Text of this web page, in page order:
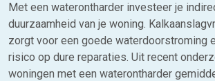
Met een waterontharder investeer je
duurzaamheid van je woning.
zorgt voor een goede waterdoorstroming
risico op dure reparaties. Uit recent
woningen met een waterontharder